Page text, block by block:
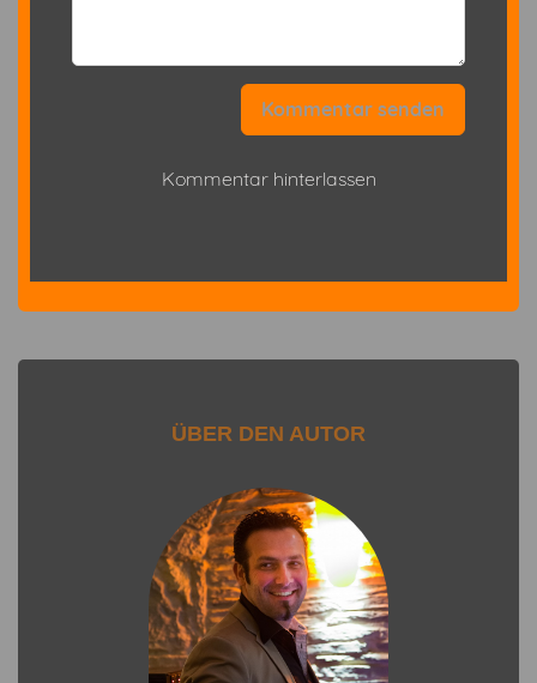
Kommentar senden
Kommentar hinterlassen
ÜBER DEN AUTOR